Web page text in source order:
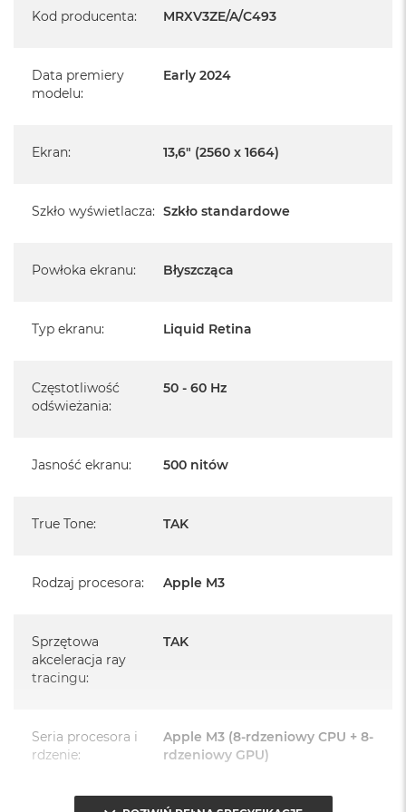
Wyświetlacz Liquid Retina - 13,6" (2560 x 1664)
Apple M3 (8 rdzeniowy procesor CPU + 8 rdzeniowy procesor
Pamięć RAM: 8 GB
Szkło standardowe
Pojemność baterii: 52,6 Wh
Czytnik linii papilarnych do bezpiecznego logowania oraz
Dostępne złącza:
3
Kod producenta: MRXV3ZE/A/C493
Data premiery
modelu:
Early 2024
Ekran: 13,6" (2560 x 1664)
Szkło wyświetlacza: Szkło standardowe
Powłoka ekranu: Błyszcząca
Typ ekranu: Liquid Retina
Częstotliwość
odświeżania:
50 - 60 Hz
Jasność ekranu: 500 nitów
True Tone: TAK
Rodzaj procesora: Apple M3
Sprzętowa
akceleracja ray
tracingu:
TAK
Seria procesora i
rdzenie:
Apple M3 (8-rdzeniowy CPU + 8-
rdzeniowy GPU)